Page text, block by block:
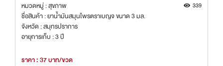
หมวดหมู่ : สุขภาพ 339
ชื่อสินค้า : ยาน้ำมันสมุนไพรตราเบญจ ขนาด 3 มล.
จังหวัด : สมุทรปราการ
อายุการเก็บ : 3 ปี
ราคา : 37 บาท/ขวด